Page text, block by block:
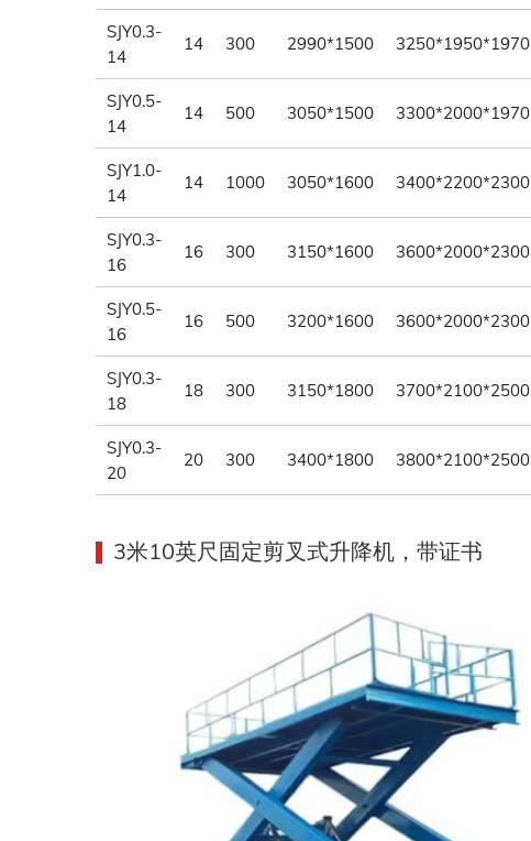
SJY0.3-
14
14 300 2990*1500 3250*1950*1970
SJY0.5-
14
14 500 3050*1500 3300*2000*1970
SJY1.0-
14
14 1000 3050*1600 3400*2200*2300
SJY0.3-
16
16 300 3150*1600 3600*2000*2300
SJY0.5-
16
16 500 3200*1600 3600*2000*2300
SJY0.3-
18
18 300 3150*1800 3700*2100*2500
SJY0.3-
20
20 300 3400*1800 3800*2100*2500
3米10英尺固定剪叉式升降机，带证书